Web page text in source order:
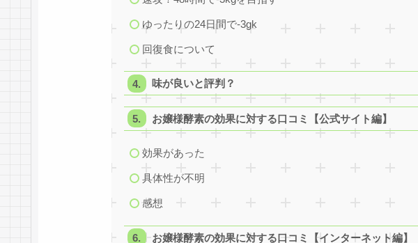
ゆったりの24日間で-3gk
回復食について
味が良いと評判？
お嬢様酵素の効果に対する口コミ【公式サイト編】
効果があった
具体性が不明
感想
お嬢様酵素の効果に対する口コミ【インターネット編】